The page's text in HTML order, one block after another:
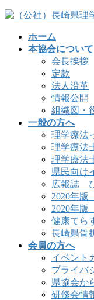
コ
ナ
ホーム
本協会について
会長挨拶
定款
法人沿革
情報公開
組織図・
一般の方へ
理学療法
理学療法
理学療法
県民向け
広報誌
2020年
2020年
健康てら
長崎県骨
会員の方へ
イベント
プライバ
県協会か
研修会情